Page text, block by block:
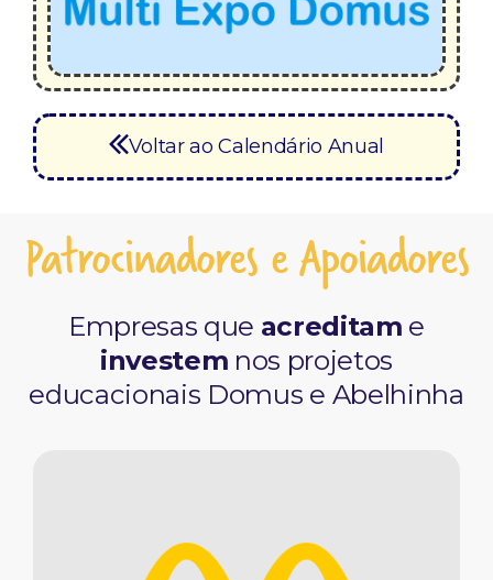
Voltar ao Calendário Anual
Patrocinadores e Apoiadores
Empresas que acreditam e
investem nos projetos
educacionais Domus e Abelhinha